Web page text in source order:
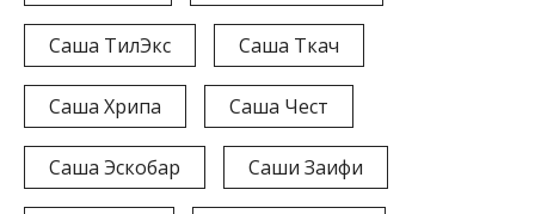
Саша ТилЭкс Саша Ткач
Саша Хрипа Саша Чест
Саша Эскобар Саши Заифи